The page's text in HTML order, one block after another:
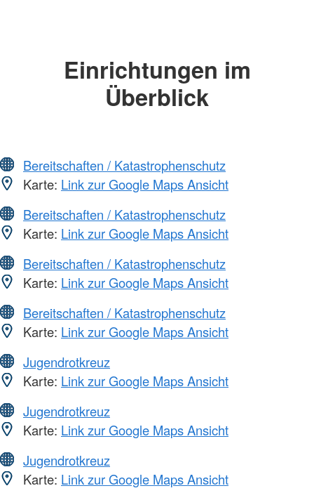
Einrichtungen im
Überblick
Bereitschaften / Katastrophenschutz
Karte: Link zur Google Maps Ansicht
Bereitschaften / Katastrophenschutz
Karte: Link zur Google Maps Ansicht
Bereitschaften / Katastrophenschutz
Karte: Link zur Google Maps Ansicht
Bereitschaften / Katastrophenschutz
Karte: Link zur Google Maps Ansicht
Jugendrotkreuz
Karte: Link zur Google Maps Ansicht
Jugendrotkreuz
Karte: Link zur Google Maps Ansicht
Jugendrotkreuz
Karte: Link zur Google Maps Ansicht